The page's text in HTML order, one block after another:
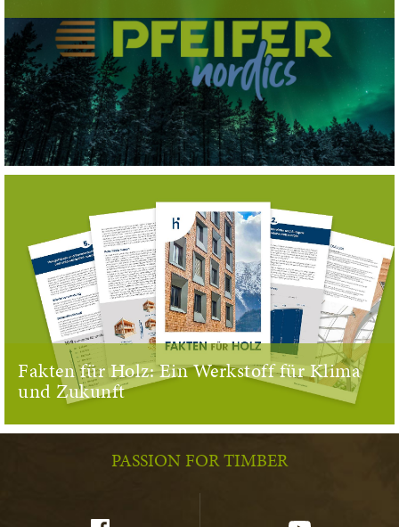
Fakten für Holz: Ein Werkstoff für Klima
und Zukunft
PASSION FOR TIMBER